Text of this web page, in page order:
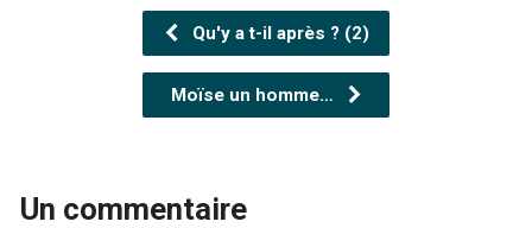
Qu'y a t-il après ? (2)
Moïse un homme…
Un commentaire